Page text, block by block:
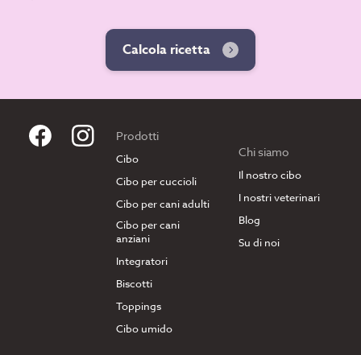
Calcola ricetta
Prodotti
Cibo
Cibo per cuccioli
Cibo per cani adulti
Cibo per cani
anziani
Integratori
Biscotti
Toppings
Cibo umido
Chi siamo
Il nostro cibo
I nostri veterinari
Blog
Su di noi